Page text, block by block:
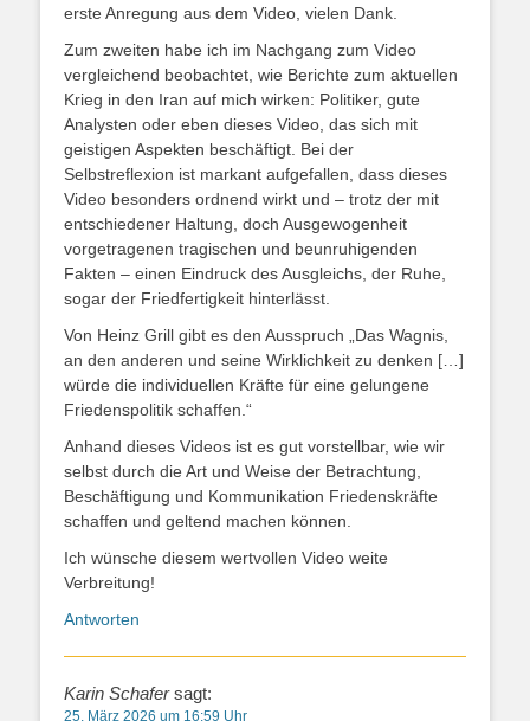
erste Anregung aus dem Video, vielen Dank.
Zum zweiten habe ich im Nachgang zum Video
vergleichend beobachtet, wie Berichte zum aktuellen
Krieg in den Iran auf mich wirken: Politiker, gute
Analysten oder eben dieses Video, das sich mit
geistigen Aspekten beschäftigt. Bei der
Selbstreflexion ist markant aufgefallen, dass dieses
Video besonders ordnend wirkt und – trotz der mit
entschiedener Haltung, doch Ausgewogenheit
vorgetragenen tragischen und beunruhigenden
Fakten – einen Eindruck des Ausgleichs, der Ruhe,
sogar der Friedfertigkeit hinterlässt.
Von Heinz Grill gibt es den Ausspruch „Das Wagnis,
an den anderen und seine Wirklichkeit zu denken […]
würde die individuellen Kräfte für eine gelungene
Friedenspolitik schaffen.“
Anhand dieses Videos ist es gut vorstellbar, wie wir
selbst durch die Art und Weise der Betrachtung,
Beschäftigung und Kommunikation Friedenskräfte
schaffen und geltend machen können.
Ich wünsche diesem wertvollen Video weite
Verbreitung!
Antworten
Karin Schafer sagt:
25. März 2026 um 16:59 Uhr